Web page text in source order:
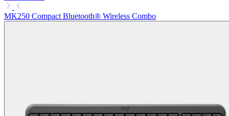
MK250 Compact Bluetooth® Wireless Combo